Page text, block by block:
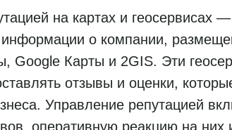
на картах и геосервисах
информации о компании,
Google Карты и 2GIS. Эти
отзывы и оценки,
Управление репутацией
оперативную реакцию на них